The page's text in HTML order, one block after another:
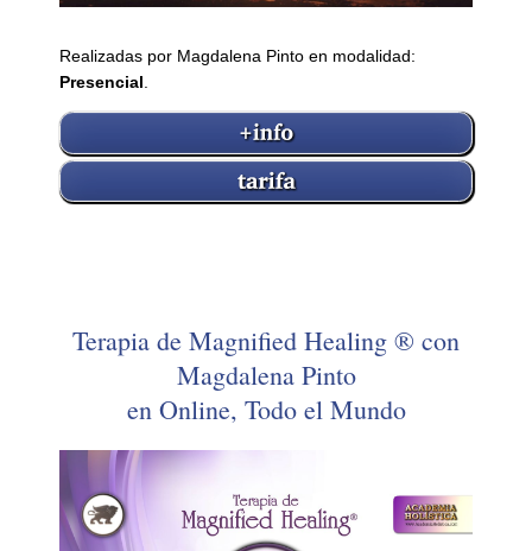
Realizadas por Magdalena Pinto en modalidad:
Presencial.
Terapia de Magnified Healing ® con
Magdalena Pinto
en Online, Todo el Mundo